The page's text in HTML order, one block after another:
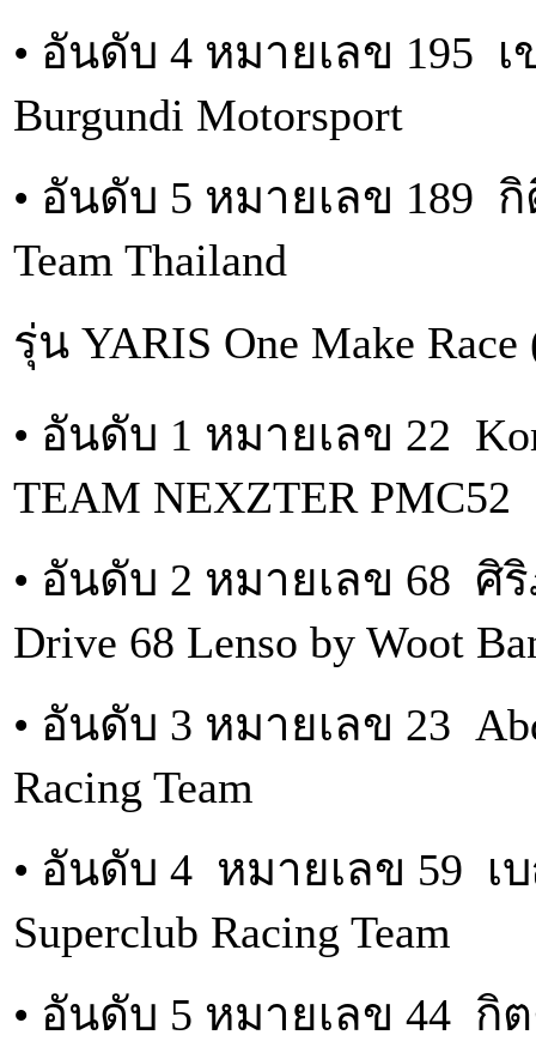
• อันดับ 4 หมายเลข 195
Burgundi Motorsport
• อันดับ 5 หมายเลข 189
Team Thailand
รุ่น YARIS One Make
• อันดับ 1 หมายเลข 22
TEAM NEXZTER PMC52
• อันดับ 2 หมายเลข 68
Drive 68 Lenso by Woot
• อันดับ 3 หมายเลข 23
Racing Team
• อันดับ 4 หมายเลข 59
Superclub Racing Team
• อันดับ 5 หมายเลข 44